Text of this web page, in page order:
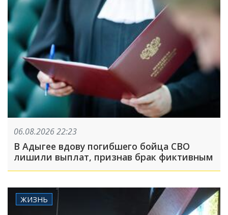
06.08.2026 22:23
В Адыгее вдову погибшего бойца СВО
лишили выплат, признав брак фиктивным
ЖИЗНЬ